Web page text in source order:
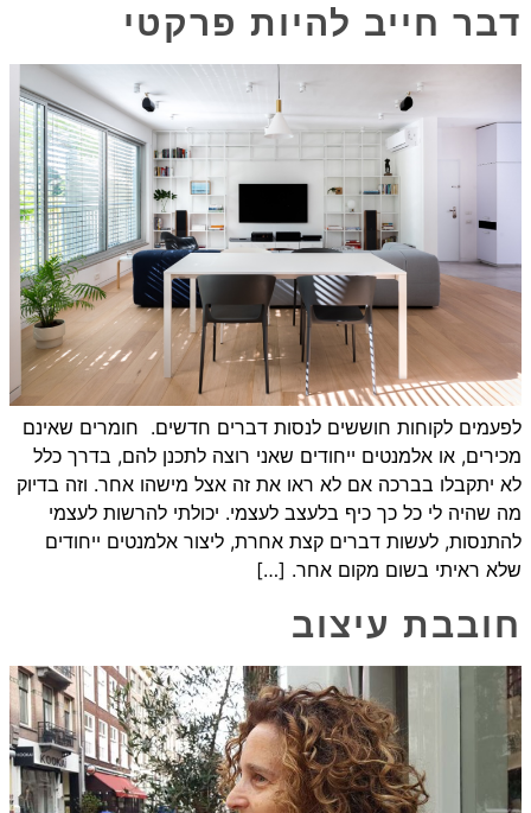
דבר חייב להיות פרקטי
לפעמים לקוחות חוששים לנסות דברים חדשים. חומרים שאינם
מכירים, או אלמנטים ייחודים שאני רוצה לתכנן להם, בדרך כלל
לא יתקבלו בברכה אם לא ראו את זה אצל מישהו אחר. וזה בדיוק
מה שהיה לי כל כך כיף בלעצב לעצמי. יכולתי להרשות לעצמי
להתנסות, לעשות דברים קצת אחרת, ליצור אלמנטים ייחודים
שלא ראיתי בשום מקום אחר. […]
חובבת עיצוב